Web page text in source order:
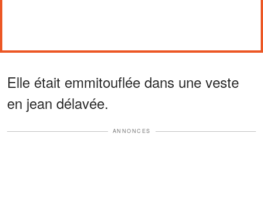
Elle était emmitouflée dans une veste
en jean délavée.
ANNONCES